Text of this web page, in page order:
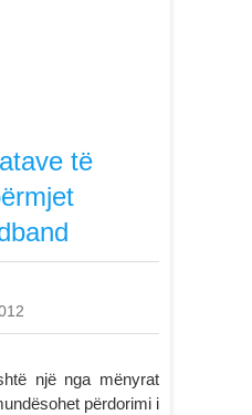
të
një nga mënyrat
përdorimi i